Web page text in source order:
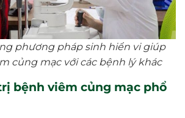
phương pháp sinh hiển vi giúp
củng mạc với các bệnh lý khác
bệnh viêm củng mạc phổ